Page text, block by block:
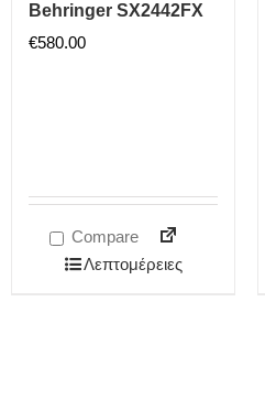
Behringer SX2442FX
€580.00
Compare
Λεπτομέρειες